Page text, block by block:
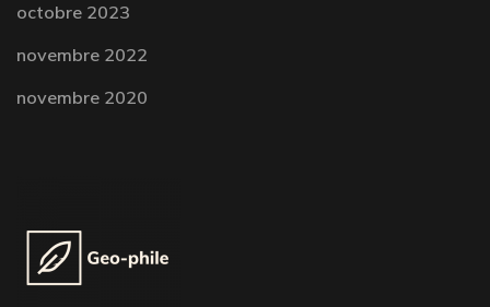
octobre 2023
novembre 2022
novembre 2020